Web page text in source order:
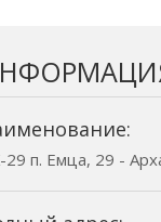
п. Емца, 29 -